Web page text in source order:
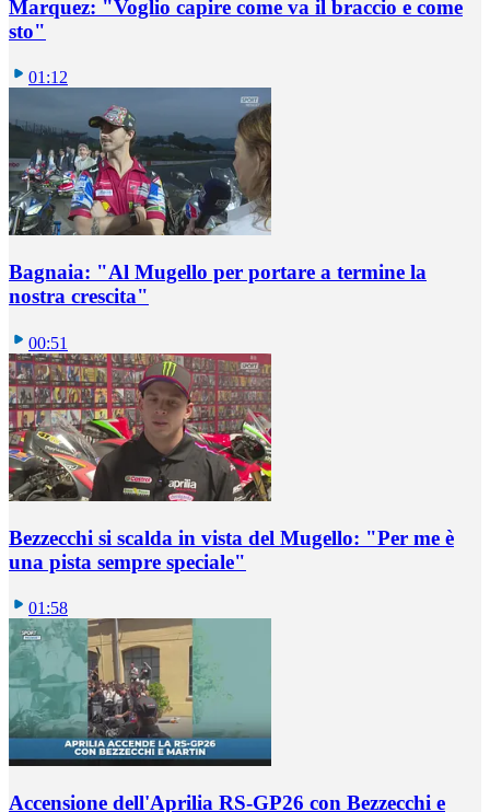
Marquez: "Voglio capire come va il braccio e come
sto"
01:12
Bagnaia: "Al Mugello per portare a termine la
nostra crescita"
00:51
Bezzecchi si scalda in vista del Mugello: "Per me è
una pista sempre speciale"
01:58
Accensione dell'Aprilia RS-GP26 con Bezzecchi e